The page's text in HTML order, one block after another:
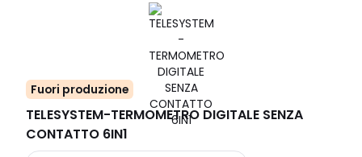
Fuori produzione
TELESYSTEM-TERMOMETRO DIGITALE SENZA
CONTATTO 6IN1